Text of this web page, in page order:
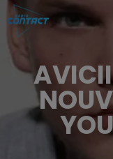
AVICII